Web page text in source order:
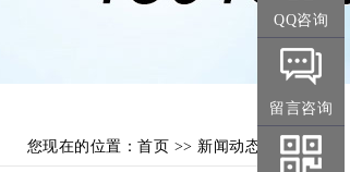
您现在的位置： 首页 >> 新闻动态
QQ咨询
留言咨询